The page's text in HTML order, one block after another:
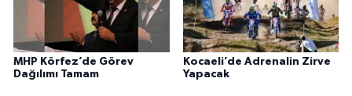
MHP Körfez’de Görev
Dağılımı Tamam
Kocaeli’de Adrenalin Zirve
Yapacak